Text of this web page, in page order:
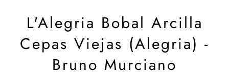
L'Alegria Bobal Arcilla
Cepas Viejas (Alegria) -
Bruno Murciano